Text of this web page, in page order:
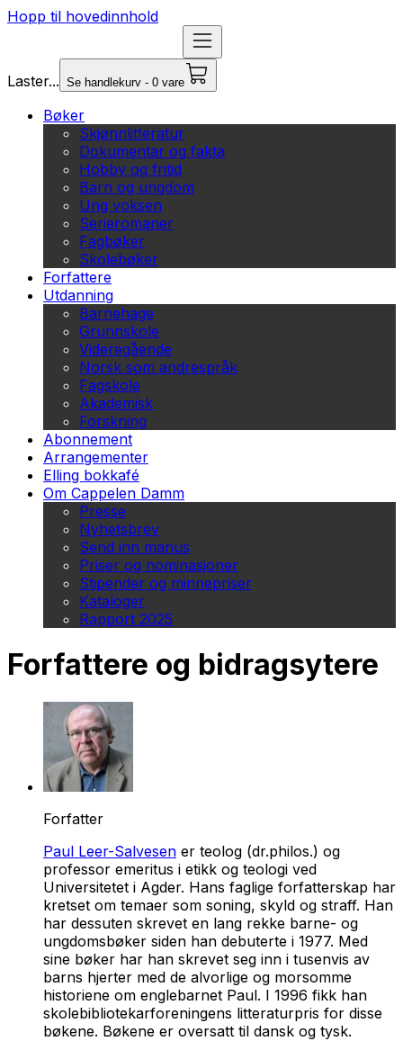
Hopp til hovedinnhold
Laster... Se handlekurv - 0 vare
Bøker
Skjønnlitteratur
Dokumentar og fakta
Hobby og fritid
Barn og ungdom
Ung voksen
Serieromaner
Fagbøker
Skolebøker
Forfattere
Utdanning
Barnehage
Grunnskole
Videregående
Norsk som andrespråk
Fagskole
Akademisk
Forskning
Abonnement
Arrangementer
Elling bokkafé
Om Cappelen Damm
Presse
Nyhetsbrev
Send inn manus
Priser og nominasjoner
Stipender og minnepriser
Kataloger
Rapport 2025
Forfattere og bidragsytere
Forfatter
Paul Leer-Salvesen er teolog (dr.philos.) og
professor emeritus i etikk og teologi ved
Universitetet i Agder. Hans faglige forfatterskap har
kretset om temaer som soning, skyld og straff. Han
har dessuten skrevet en lang rekke barne- og
ungdomsbøker siden han debuterte i 1977. Med
sine bøker har han skrevet seg inn i tusenvis av
barns hjerter med de alvorlige og morsomme
historiene om englebarnet Paul. I 1996 fikk han
skolebibliotekarforeningens litteraturpris for disse
bøkene. Bøkene er oversatt til dansk og tysk.